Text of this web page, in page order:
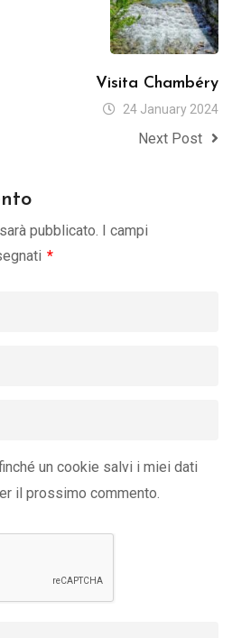
Visita Chambéry
24 January 2024
Next Post
pubblicato. I campi
*
un cookie salvi i miei dati
il prossimo commento.